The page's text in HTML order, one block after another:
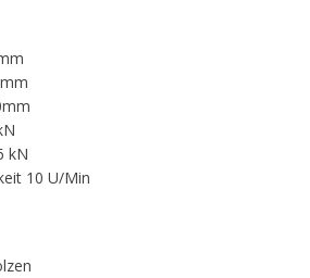
kN
10 U/Min